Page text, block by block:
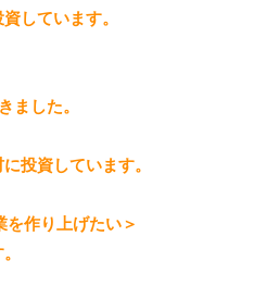
しています。
ました。
投資しています。
を作り上げたい＞